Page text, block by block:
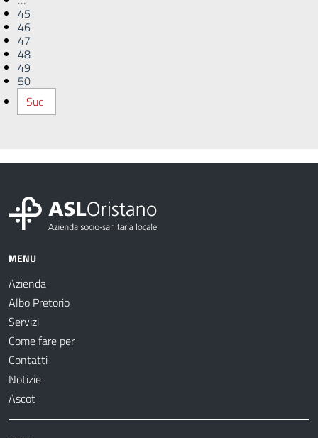
45
46
47
48
49
50
Suc
MENU
Azienda
Albo Pretorio
Servizi
Come fare per
Contatti
Notizie
Ascot